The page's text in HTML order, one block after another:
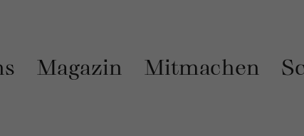
Magazin Mitmachen